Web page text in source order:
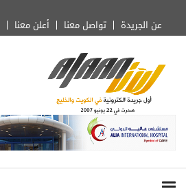
أعلن معنا تواصل معنا عن الجريدة